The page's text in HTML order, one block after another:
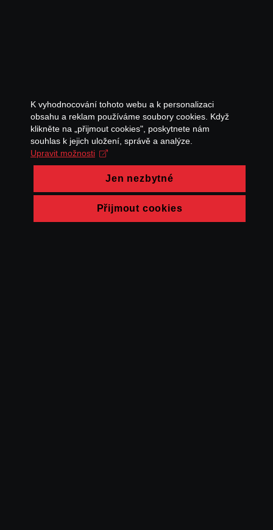
K vyhodnocování tohoto webu a k personalizaci
obsahu a reklam používáme soubory cookies. Když
klikněte na „přijmout cookies", poskytnete nám
souhlas k jejich uložení, správě a analýze.
Upravit možnosti
Jen nezbytné
Přijmout cookies